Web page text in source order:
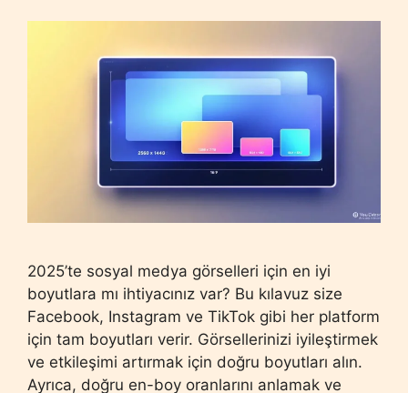
2025’te sosyal medya görselleri için en iyi
boyutlara mı ihtiyacınız var? Bu kılavuz size
Facebook, Instagram ve TikTok gibi her platform
için tam boyutları verir. Görsellerinizi iyileştirmek
ve etkileşimi artırmak için doğru boyutları alın.
Ayrıca, doğru en-boy oranlarını anlamak ve